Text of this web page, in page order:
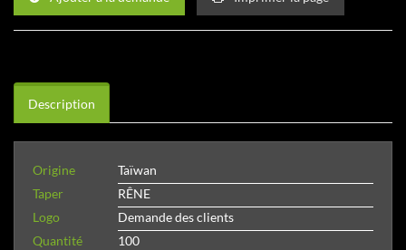
Description
Origine
Taïwan
Taper
RÊNE
Logo
Demande des clients
Quantité
100